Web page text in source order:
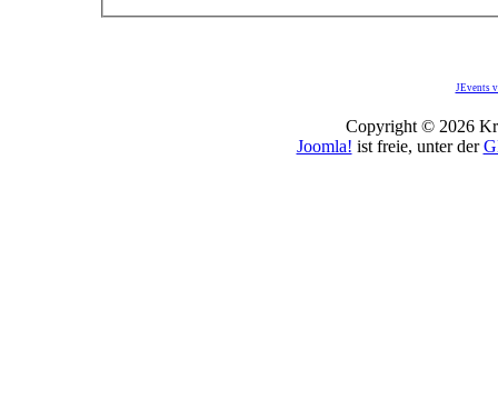
JEvents
Copyright © 2026
Joomla! ist freie, unter der